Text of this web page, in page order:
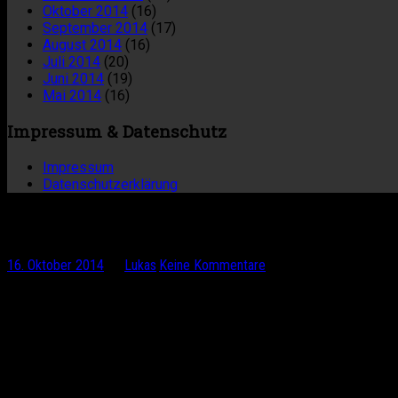
Oktober 2014 (16)
September 2014 (17)
August 2014 (16)
Juli 2014 (20)
Juni 2014 (19)
Mai 2014 (16)
Impressum & Datenschutz
Impressum
Datenschutzerklärung
16. Oktober 2014 Lukas Keine Kommentare